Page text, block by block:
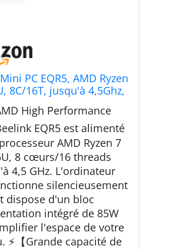
PC EQR5, AMD Ryzen
8C/16T, jusqu'à 4,5Ghz,
32G DDR4 RAM
PCIe3.0 SSD, 4K Dual
Dual HDMI/Dual Gigabit
WiFi6/BT5.2
High Performance
EQR5 est alimenté
AMD Ryzen 7
8 cœurs/16 threads
4,5 GHz. L'ordinateur
silencieusement
dispose d'un bloc
intégré de 85W
l'espace de votre
⚡【Grande capacité de